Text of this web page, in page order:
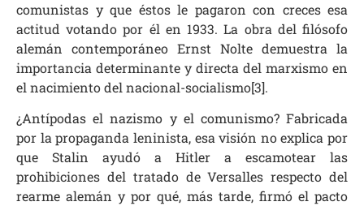
comunistas y que éstos le pagaron con creces esa
actitud votando por él en 1933. La obra del filósofo
alemán contemporáneo Ernst Nolte demuestra la
importancia determinante y directa del marxismo en
el nacimiento del nacional-socialismo[3].
¿Antípodas el nazismo y el comunismo? Fabricada
por la propaganda leninista, esa visión no explica por
que Stalin ayudó a Hitler a escamotear las
prohibiciones del tratado de Versalles respecto del
rearme alemán y por qué, más tarde, firmó el pacto